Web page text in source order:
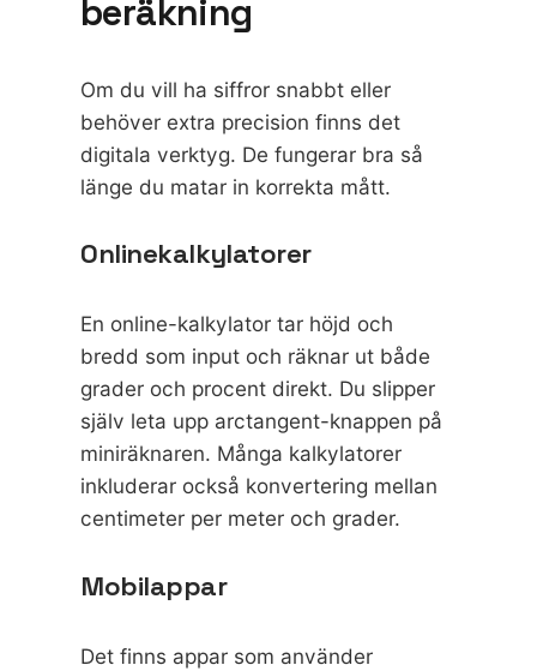
beräkning
Om du vill ha siffror snabbt eller
behöver extra precision finns det
digitala verktyg. De fungerar bra så
länge du matar in korrekta mått.
Onlinekalkylatorer
En online-kalkylator tar höjd och
bredd som input och räknar ut både
grader och procent direkt. Du slipper
själv leta upp arctangent-knappen på
miniräknaren. Många kalkylatorer
inkluderar också konvertering mellan
centimeter per meter och grader.
Mobilappar
Det finns appar som använder